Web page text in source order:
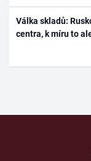
Válka skladů:
centra, k míru to